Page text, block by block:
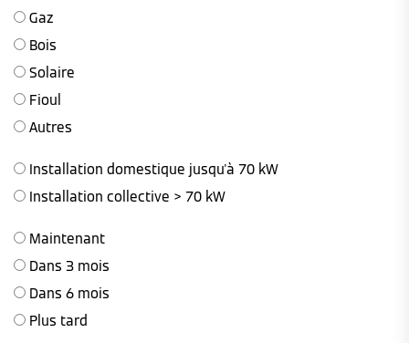
Gaz
Bois
Solaire
Fioul
Autres
Installation domestique jusqu'à 70 kW
Installation collective > 70 kW
Maintenant
Dans 3 mois
Dans 6 mois
Plus tard